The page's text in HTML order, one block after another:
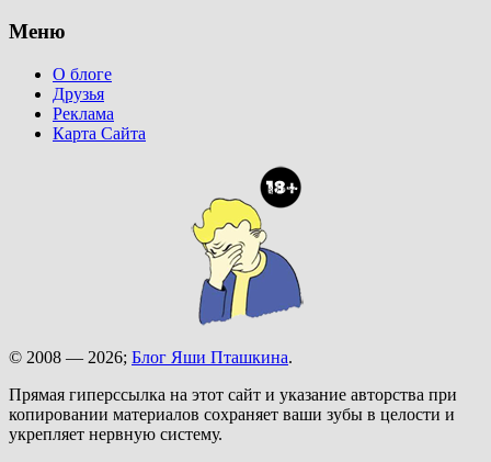
Меню
О блоге
Друзья
Реклама
Карта Сайта
© 2008 — 2026; Блог Яши Пташкина.
Прямая гиперссылка на этот сайт и указание авторства при
копировании материалов сохраняет ваши зубы в целости и
укрепляет нервную систему.